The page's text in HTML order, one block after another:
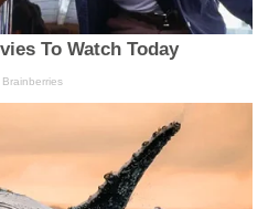
To Watch Today
Brainberries